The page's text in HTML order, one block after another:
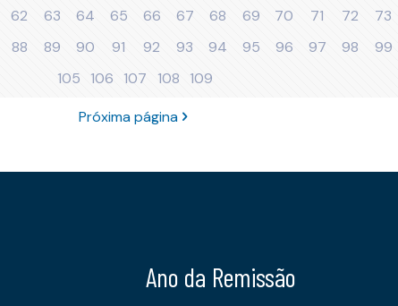
62 63 64 65 66 67 68 69 70 71 72 73
88 89 90 91 92 93 94 95 96 97 98 99
105
106 107 108 109
Próxima página
Ano da Remissão